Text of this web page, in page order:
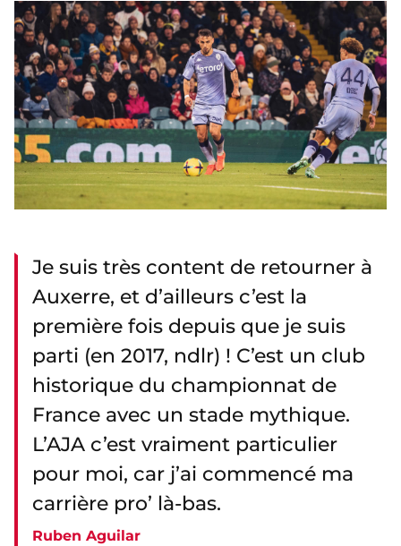
Je suis très content de retourner à
Auxerre, et d’ailleurs c’est la
première fois depuis que je suis
parti (en 2017, ndlr) ! C’est un club
historique du championnat de
France avec un stade mythique.
L’AJA c’est vraiment particulier
pour moi, car j’ai commencé ma
carrière pro’ là-bas.
Ruben Aguilar